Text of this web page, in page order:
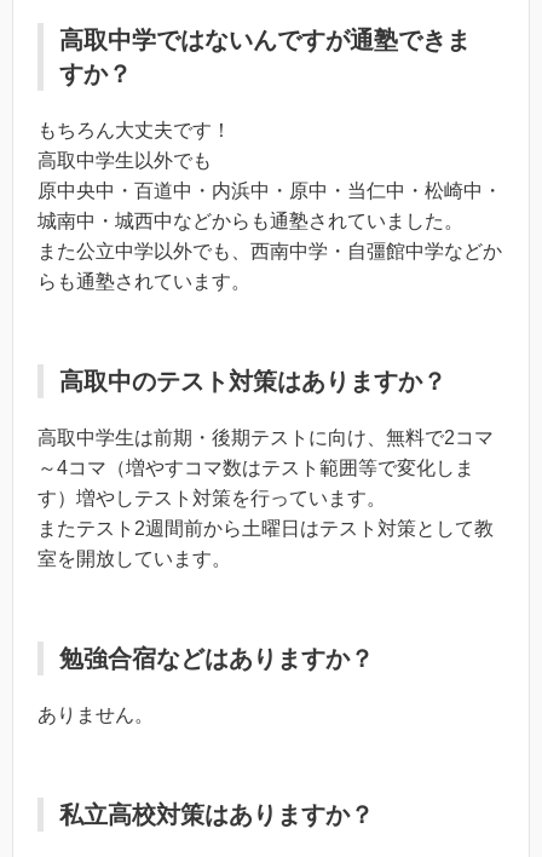
高取中学ではないんですが通塾できま
すか？
もちろん大丈夫です！
高取中学生以外でも
原中央中・百道中・内浜中・原中・当仁中・松崎中・
城南中・城西中などからも通塾されていました。
また公立中学以外でも、西南中学・自彊館中学などか
らも通塾されています。
高取中のテスト対策はありますか？
高取中学生は前期・後期テストに向け、無料で2コマ
～4コマ（増やすコマ数はテスト範囲等で変化しま
す）増やしテスト対策を行っています。
またテスト2週間前から土曜日はテスト対策として教
室を開放しています。
勉強合宿などはありますか？
ありません。
私立高校対策はありますか？